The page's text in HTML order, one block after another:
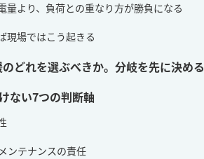
量より、負荷との重なり方が勝負になる
現場ではこう起きる
どれを選ぶべきか。分岐を先に決める
ない7つの判断軸
ンテナンスの責任